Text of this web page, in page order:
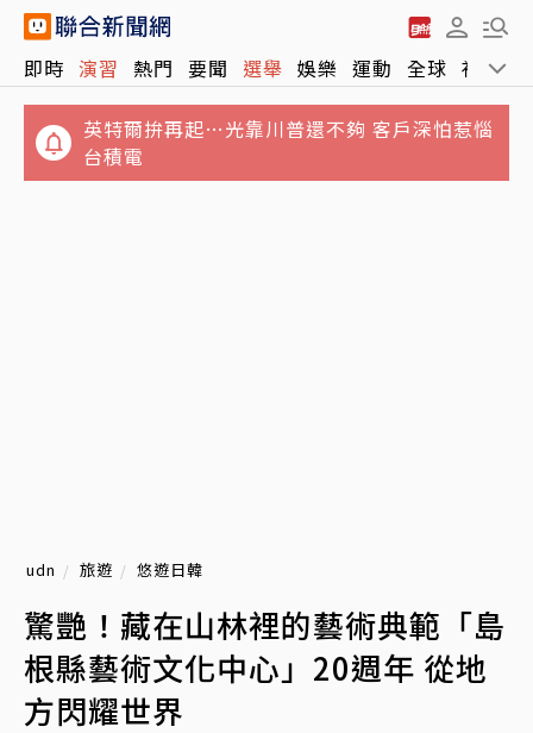
即時 演習 熱門 要聞 選舉 娛樂 運動 全球 社會
英特爾拚再起…光靠川普還不夠 客戶深怕惹惱
台積電
udn 旅遊 悠遊日韓
驚艷！藏在山林裡的藝術典範「島
根縣藝術文化中心」20週年 從地
方閃耀世界